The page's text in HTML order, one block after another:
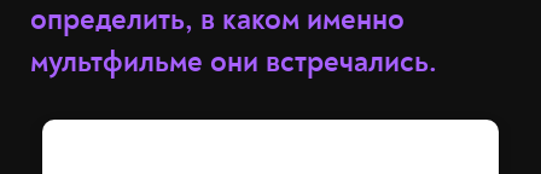
определить, в каком именно
мультфильме они встречались.